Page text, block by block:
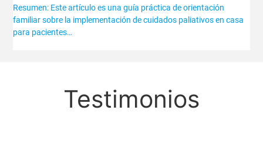
Resumen: Este artículo es una guía práctica de orientación
familiar sobre la implementación de cuidados paliativos en casa
para pacientes…
Testimonios